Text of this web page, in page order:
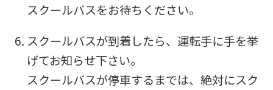
スクールバスをお待ちください。
スクールバスが到着したら、運転手に手を挙
げてお知らせ下さい。
スクールバスが停車するまでは、絶対にスク
Central
Sports
official
website